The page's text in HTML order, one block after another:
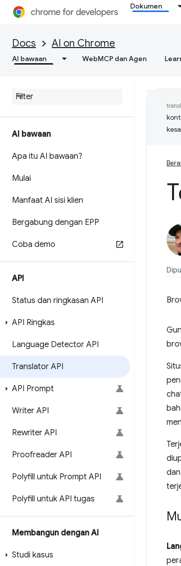
Dokumen
Docs AI on Chrome
AI bawaan WebMCP dan Agen
AI bawaan
Apa itu AI bawaan?
Mulai
Manfaat AI sisi klien
Bergabung dengan EPP
Coba demo
API
Status dan ringkasan API
API Ringkas
Language Detector API
Translator API
API Prompt
Writer API
Rewriter API
Proofreader API
Polyfill untuk Prompt API
Polyfill untuk API tugas
Membangun dengan AI
Studi kasus